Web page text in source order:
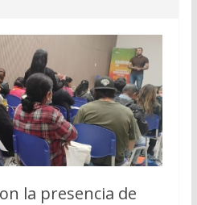
la presencia de